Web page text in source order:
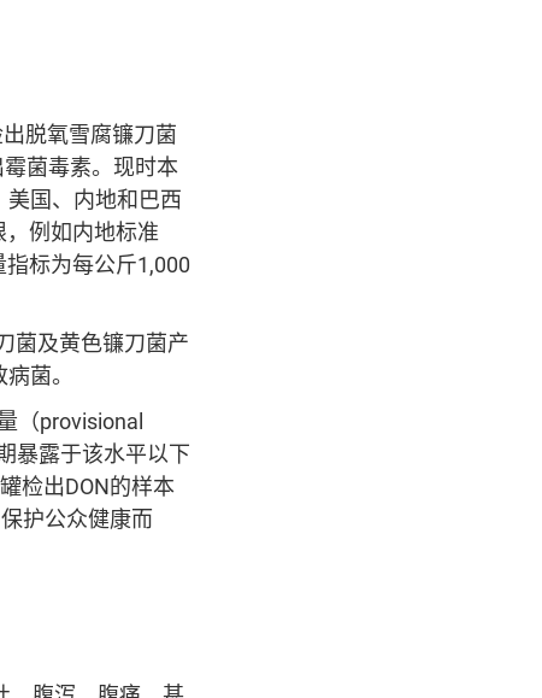
脱氧雪腐镰刀菌
菌毒素。现时本
国、内地和巴西
例如内地标准
标为每公斤1,000
菌及黄色镰刀菌产
菌。
（provisional
暴露于该水平以下
检出DON的样本
护公众健康而